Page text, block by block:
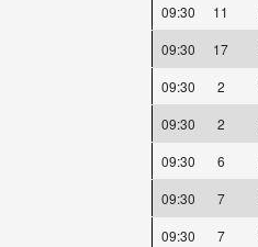
09:30
11
09:30
17
09:30
2
09:30
2
09:30
6
09:30
7
09:30
7